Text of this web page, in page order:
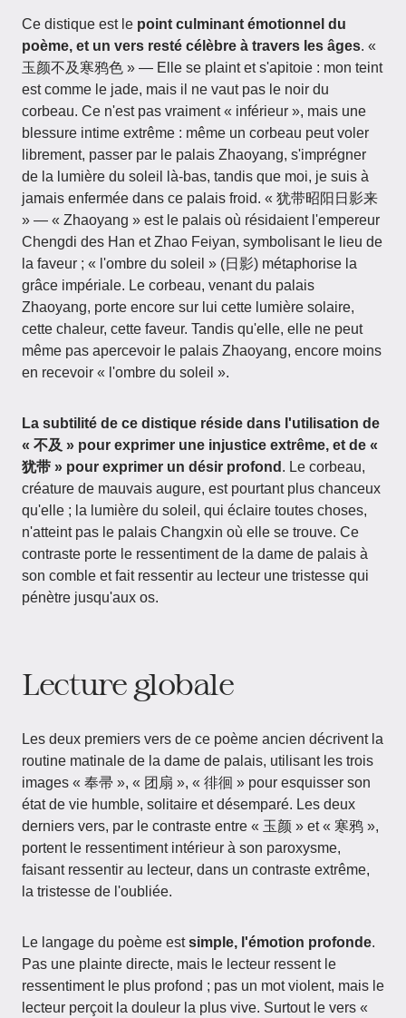
Ce distique est le point culminant émotionnel du
poème, et un vers resté célèbre à travers les âges. «
玉颜不及寒鸦色 » — Elle se plaint et s'apitoie : mon teint
est comme le jade, mais il ne vaut pas le noir du
corbeau. Ce n'est pas vraiment « inférieur », mais une
blessure intime extrême : même un corbeau peut voler
librement, passer par le palais Zhaoyang, s'imprégner
de la lumière du soleil là-bas, tandis que moi, je suis à
jamais enfermée dans ce palais froid. « 犹带昭阳日影来
» — « Zhaoyang » est le palais où résidaient l'empereur
Chengdi des Han et Zhao Feiyan, symbolisant le lieu de
la faveur ; « l'ombre du soleil » (日影) métaphorise la
grâce impériale. Le corbeau, venant du palais
Zhaoyang, porte encore sur lui cette lumière solaire,
cette chaleur, cette faveur. Tandis qu'elle, elle ne peut
même pas apercevoir le palais Zhaoyang, encore moins
en recevoir « l'ombre du soleil ».
La subtilité de ce distique réside dans l'utilisation de
« 不及 » pour exprimer une injustice extrême, et de «
犹带 » pour exprimer un désir profond . Le corbeau,
créature de mauvais augure, est pourtant plus chanceux
qu'elle ; la lumière du soleil, qui éclaire toutes choses,
n'atteint pas le palais Changxin où elle se trouve. Ce
contraste porte le ressentiment de la dame de palais à
son comble et fait ressentir au lecteur une tristesse qui
pénètre jusqu'aux os.
Lecture globale
Les deux premiers vers de ce poème ancien décrivent la
routine matinale de la dame de palais, utilisant les trois
images « 奉帚 », « 团扇 », « 徘徊 » pour esquisser son
état de vie humble, solitaire et désemparé. Les deux
derniers vers, par le contraste entre « 玉颜 » et « 寒鸦 »,
portent le ressentiment intérieur à son paroxysme,
faisant ressentir au lecteur, dans un contraste extrême,
la tristesse de l'oubliée.
Le langage du poème estsimple, l'émotion profonde.
Pas une plainte directe, mais le lecteur ressent le
ressentiment le plus profond ; pas un mot violent, mais le
lecteur perçoit la douleur la plus vive. Surtout le vers «